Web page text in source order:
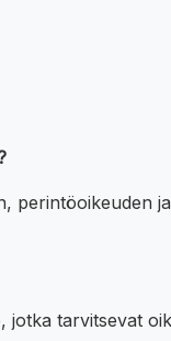
jotka tarvitsevat